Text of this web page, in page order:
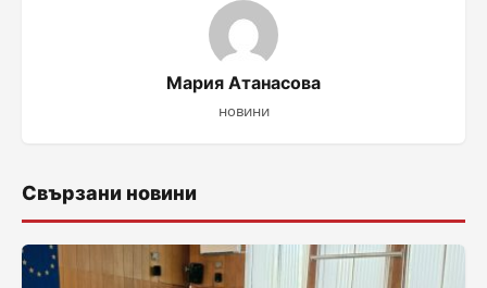
Мария Атанасова
новини
Свързани новини